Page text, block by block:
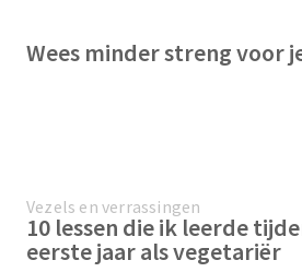
Wees minder streng voor
Vezels en verrassingen
10 lessen die ik leerde
eerste jaar als vegetariër